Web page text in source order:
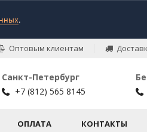
.
Оптовым клиентам
Санкт-Петербург
+7 (812) 565 8145
ОПЛАТА КОНТАКТЫ